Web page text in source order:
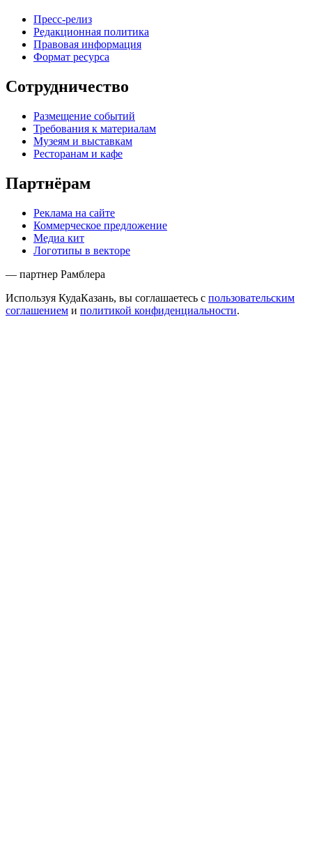
Пресс-релиз
Редакционная политика
Правовая информация
Формат ресурса
Сотрудничество
Размещение событий
Требования к материалам
Музеям и выставкам
Ресторанам и кафе
Партнёрам
Реклама на сайте
Коммерческое предложение
Медиа кит
Логотипы в векторе
— партнер Рамблера
Используя КудаКазань, вы соглашаетесь с пользовательским
соглашением и политикой конфиденциальности.